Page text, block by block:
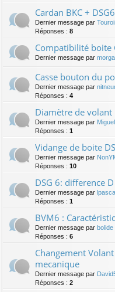
Cardan BKC +
Dernier message par
Réponses : 8
Compatibilité boite
Dernier message par
Casse bouton du
Dernier message par
Réponses : 4
Diamètre de volant
Dernier message par Miguel
Réponses : 1
Vidange de boite
Dernier message par
Réponses : 10
DSG 6: difference
Dernier message par
Réponses : 1
BVM6 :
Dernier message par bolide
Réponses : 6
Changement
mecanique
Dernier message par
Réponses : 2